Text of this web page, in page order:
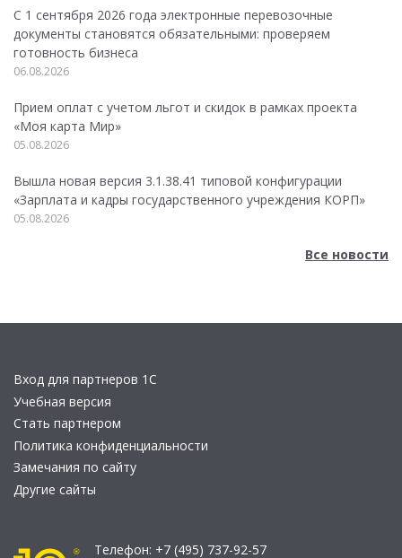
С 1 сентября 2026 года электронные перевозочные
документы становятся обязательными: проверяем
готовность бизнеса
06.08.2026
Прием оплат с учетом льгот и скидок в рамках проекта
«Моя карта Мир»
05.08.2026
Вышла новая версия 3.1.38.41 типовой конфигурации
«Зарплата и кадры государственного учреждения КОРП»
05.08.2026
Все новости
Вход для партнеров 1С
Учебная версия
Стать партнером
Политика конфиденциальности
Замечания по сайту
Другие сайты
Телефон: +7 (495) 737-92-57